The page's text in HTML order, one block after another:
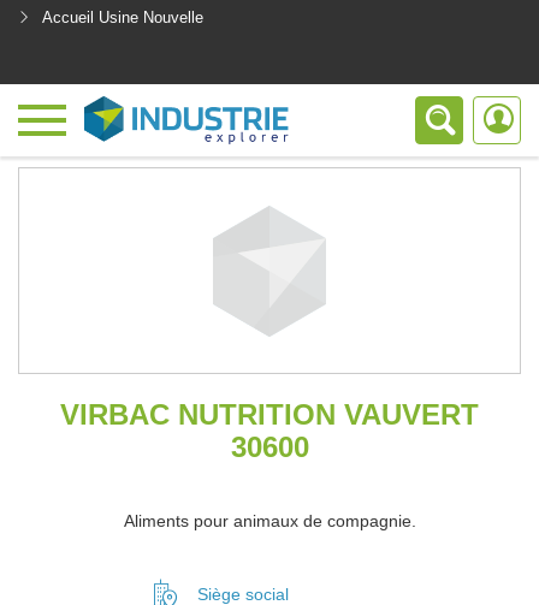
Accueil Usine Nouvelle
VIRBAC NUTRITION VAUVERT
30600
Aliments pour animaux de compagnie.
Siège social